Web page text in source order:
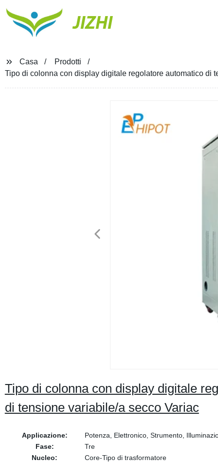
JIZHI
Casa
Prodotti
Tipo di colonna con display digitale regolatore automatico di
Tipo di colonna con display digitale
di tensione variabile/a secco Variac
Applicazione:
Potenza, Elettronico, Strumento,
Fase:
Tre
Nucleo:
Core-Tipo di trasformatore